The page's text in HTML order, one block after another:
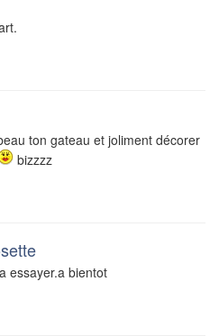
ton gateau et joliment décorer
bizzzz
essayer.a bientot